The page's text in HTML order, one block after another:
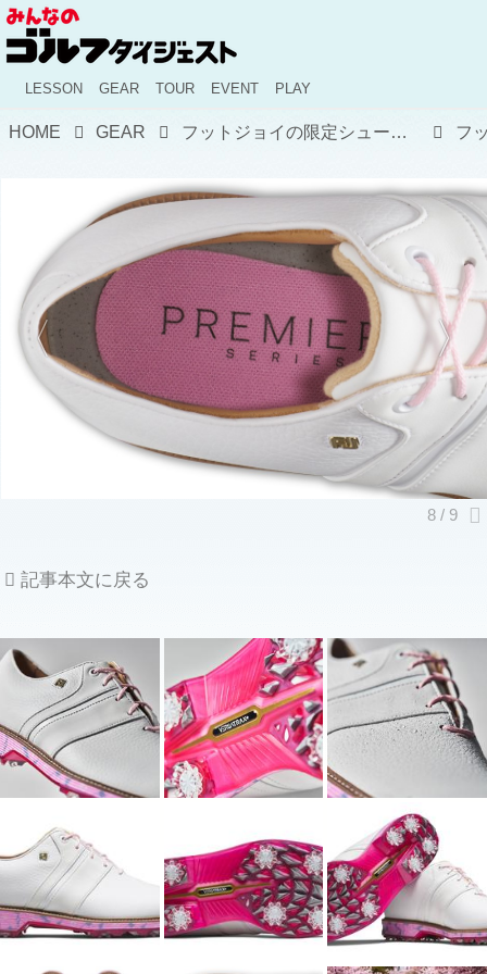
LESSON GEAR TOUR EVENT PLAY
HOME GEAR フットジョイの限定シューズ「レジェンズシリーズ」の第一弾「スプリングブルーム」が本日より発売
記事本文に戻る